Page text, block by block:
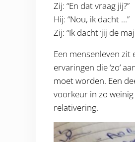
Zij: “En dat vraag jij?”
Hij: “Nou, ik dacht …”
Zij: “Ik dacht ‘jij de
Een mensenleven zit
ervaringen die ‘zo’
moet worden. Een
voorkeur in zo
relativering.